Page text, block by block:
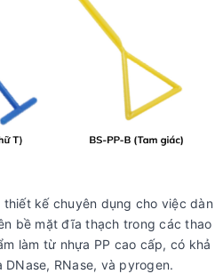
kế chuyên dụng cho việc dàn
bề mặt đĩa thạch trong các thao
làm từ nhựa PP cao cấp, có khả
RNase, và pyrogen.